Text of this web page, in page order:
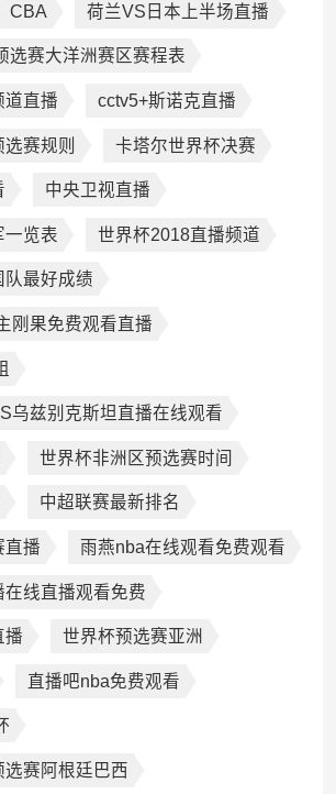
CBA 荷兰VS日本上半场直播
选赛大洋洲赛区赛程表
道直播 cctv5+斯诺克直播
赛规则 卡塔尔世界杯决赛
中央卫视直播
一览表 世界杯2018直播频道
队最好成绩
刚果免费观看直播
乌兹别克斯坦直播在线观看
世界杯非洲区预选赛时间
中超联赛最新排名
直播 雨燕nba在线观看免费观看
线直播观看免费
播 世界杯预选赛亚洲
直播吧nba免费观看
赛阿根廷巴西